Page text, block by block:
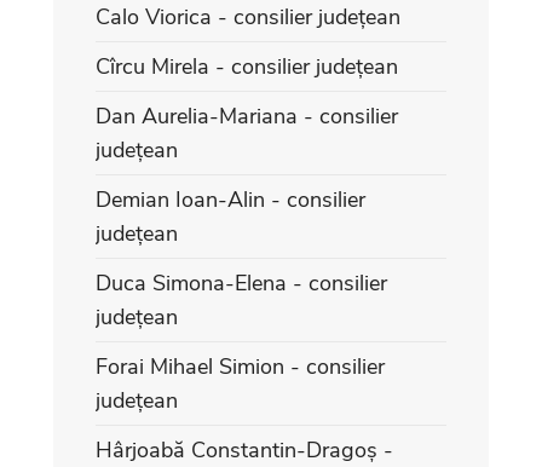
Calo Viorica - consilier județean
Cîrcu Mirela - consilier județean
Dan Aurelia-Mariana - consilier
județean
Demian Ioan-Alin - consilier
județean
Duca Simona-Elena - consilier
județean
Forai Mihael Simion - consilier
județean
Hârjoabă Constantin-Dragoș -